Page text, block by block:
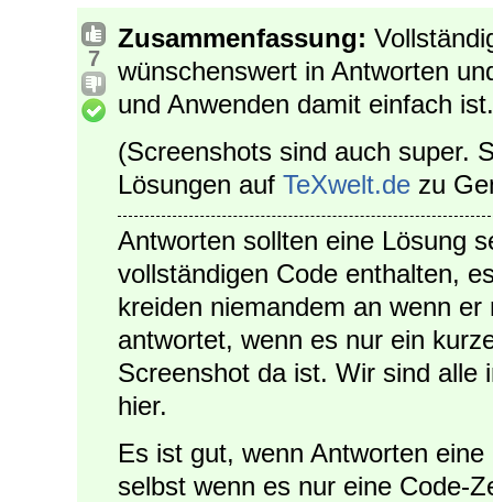
7
Zusammenfassung:
wünschenswert in Antworten
und Anwenden damit einfach ist.
(Screenshots sind auch super.
Lösungen auf TeXwelt.de zu
Antworten sollten eine Lösung
vollständigen Code enthalten,
kreiden niemandem an wenn
antwortet, wenn es nur ein
Screenshot da ist. Wir sind alle
hier.
Es ist gut, wenn Antworten
selbst wenn es nur eine Code-